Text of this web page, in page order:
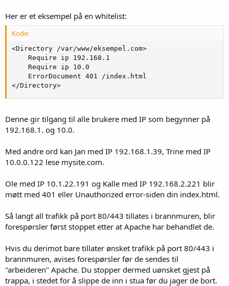
Her er et eksempel på en whitelist:
Kode:
<Directory /var/www/eksempel.com>
    Require ip 192.168.1
    Require ip 10.0
    ErrorDocument 401 /index.html
</Directory>
Denne gir tilgang til alle brukere med IP som begynner på
192.168.1. og 10.0.
Med andre ord kan Jan med IP 192.168.1.39, Trine med IP
10.0.0.122 lese mysite.com.
Ole med IP 10.1.22.191 og Kalle med IP 192.168.2.221 blir
møtt med 401 eller Unauthorized error-siden din index.html.
Så langt all trafikk på port 80/443 tillates i brannmuren, blir
forespørsler først stoppet etter at Apache har behandlet de.
Hvis du derimot bare tillater ønsket trafikk på port 80/443 i
brannmuren, avises forespørsler før de sendes til
"arbeideren" Apache. Du stopper dermed uønsket gjest på
trappa, i stedet for å slippe de inn i stua før du jager de bort.